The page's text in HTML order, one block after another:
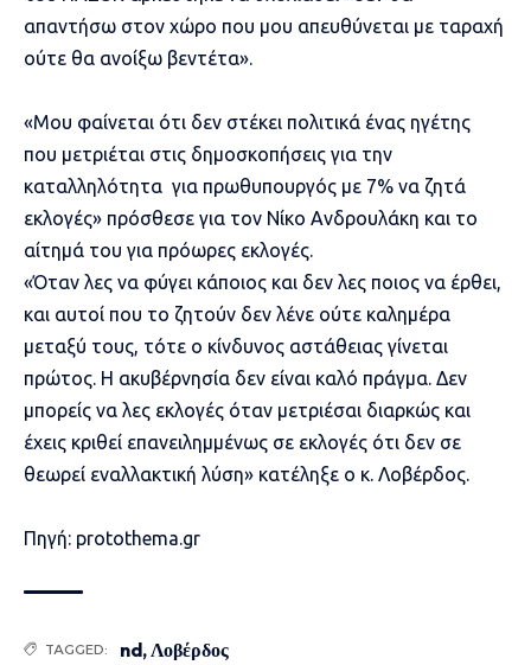
απαντήσω στον χώρο που μου απευθύνεται με ταραχή
ούτε θα ανοίξω βεντέτα».
«Μου φαίνεται ότι δεν στέκει πολιτικά ένας ηγέτης
που μετριέται στις δημοσκοπήσεις για την
καταλληλότητα για πρωθυπουργός με 7% να ζητά
εκλογές» πρόσθεσε για τον Νίκο Ανδρουλάκη και το
αίτημά του για πρόωρες εκλογές.
«Όταν λες να φύγει κάποιος και δεν λες ποιος να έρθει,
και αυτοί που το ζητούν δεν λένε ούτε καλημέρα
μεταξύ τους, τότε ο κίνδυνος αστάθειας γίνεται
πρώτος. Η ακυβέρνησία δεν είναι καλό πράγμα. Δεν
μπορείς να λες εκλογές όταν μετριέσαι διαρκώς και
έχεις κριθεί επανειλημμένως σε εκλογές ότι δεν σε
θεωρεί εναλλακτική λύση» κατέληξε ο κ. Λοβέρδος.
Πηγή: protothema.gr
TAGGED: nd, Λοβέρδος